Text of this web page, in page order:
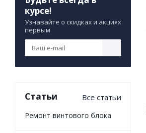
курсе!
Узнавайте о скидках и акциях
первым
Статьи Все статьи
Ремонт винтового блока